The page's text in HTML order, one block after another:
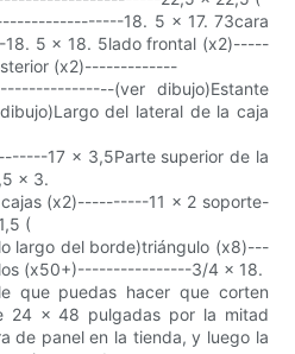
18. 5 x 17. 73cara
5 x 18. 5lado frontal (x2)-----
(x2)-------------
(ver dibujo)Estante
del lateral de la caja
17 x 3,5Parte superior de la
x 3.
(x2)----------11 x 2 soporte-
(
largo del borde)triángulo (x8)---
(x50+)----------------3/4 x 18.
que puedas hacer que corten
24 x 48 pulgadas por la mitad
de panel en la tienda, y luego la